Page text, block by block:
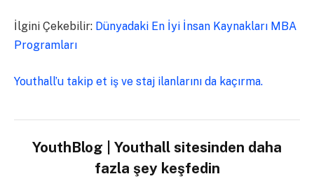
İlgini Çekebilir: Dünyadaki En İyi İnsan Kaynakları MBA
Programları
Youthall’u takip et iş ve staj ilanlarını da kaçırma.
YouthBlog | Youthall sitesinden daha
fazla şey keşfedin